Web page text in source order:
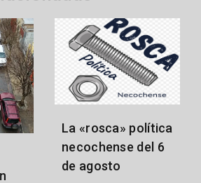
La «rosca» política
necochense del 6
de agosto